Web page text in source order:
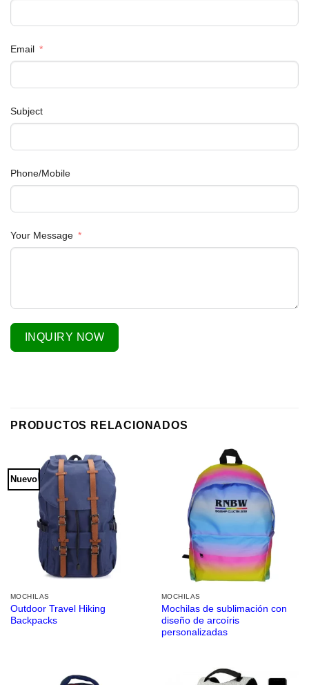
Email
Subject
Phone/Mobile
Your Message
INQUIRY NOW
PRODUCTOS RELACIONADOS
Nuevo
MOCHILAS
Outdoor Travel Hiking
Backpacks
MOCHILAS
Mochilas de sublimación con
diseño de arcoíris
personalizadas